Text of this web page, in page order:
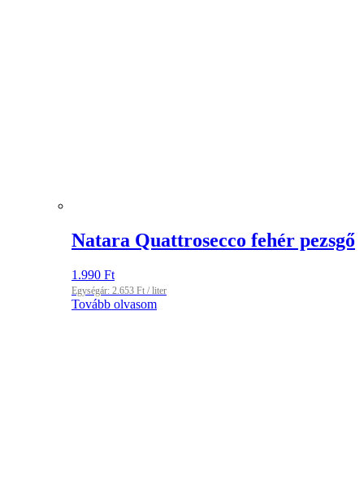
Natara Quattrosecco fehér pezsgő
1.990 Ft
Egységár: 2.653 Ft / liter
Tovább olvasom